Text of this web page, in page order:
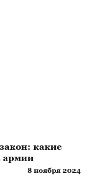
какие
армии
8 ноября 2024